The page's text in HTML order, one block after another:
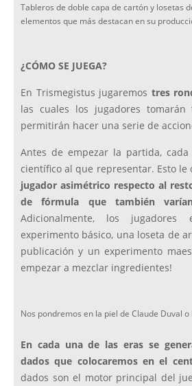
Tableros de doble capa de cartón y losetas
elementos que más destacan en su
¿CÓMO SE JUEGA?
En Trismegistus jugaremos tres
las cuales los jugadores
permitirán hacer una serie de
Antes de empezar la partida,
científico al que representar. Esto le
jugador asimétrico respecto al
de fórmula que también
Adicionalmente, los jugadores
experimento básico, una loseta de
publicación y un experimento
empezar a mezclar ingredientes!
Nos pondremos en la piel de Claude Duval o
En cada una de las eras se
dados que colocaremos en el
dados son el motor principal del